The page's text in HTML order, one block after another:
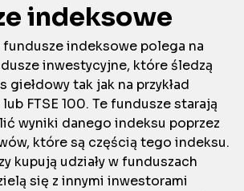
indeksowe
indeksowe polega na
inwestycyjne, które śledzą
giełdowy tak jak na przykład
FTSE 100. Te fundusze starają
wyniki danego indeksu poprzez
które są częścią tego indeksu.
kupują udziały w funduszach
się z innymi inwestorami